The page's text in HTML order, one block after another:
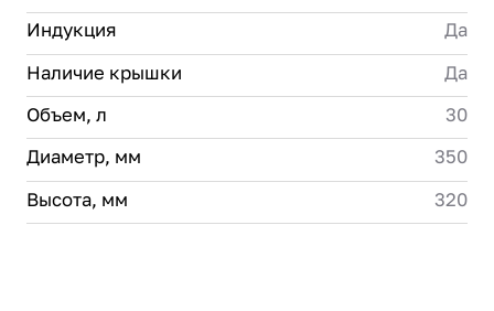
Индукция
Да
Наличие крышки
Да
Объем, л
30
Диаметр, мм
350
Высота, мм
320